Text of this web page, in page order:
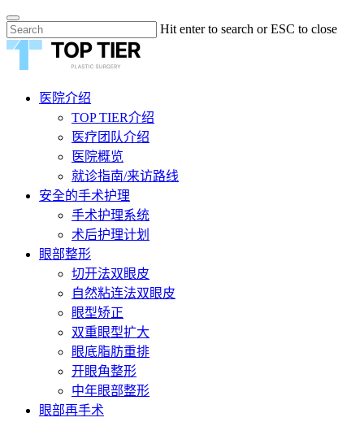
Skip
to
content
Hit enter to search or ESC to close
Close
医院介绍
TOP TIER介绍
医疗团队介绍
医院概览
就诊指南/来访路线
安全的手术护理
手术护理系统
术后护理计划
眼部整形
切开法双眼皮
自然粘连法双眼皮
眼型矫正
双重眼型扩大
眼底脂肪重排
开眼角整形
中年眼部整形
眼部再手术